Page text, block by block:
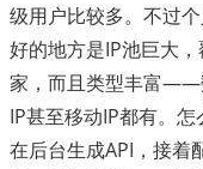
级用户比较多。不过
好的地方是IP池巨大
家，而且类型丰富——
IP甚至移动IP都有。
在后台生成API，接着